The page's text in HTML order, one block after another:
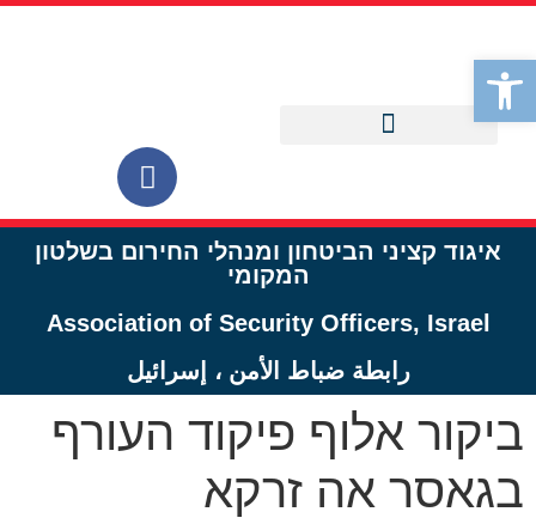
פתח סרגל נגישות
איגוד קציני הביטחון ומנהלי החירום בשלטון
המקומי
Association of Security Officers, Israel
رابطة ضباط الأمن ، إسرائيل
ביקור אלוף פיקוד העורף
בגאסר אה זרקא